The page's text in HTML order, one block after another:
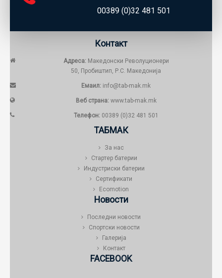
00389 (0)32 481 501
Контакт
Адреса:Македонски Револуционери
50, Пробиштип, Р.С. Македонија
Емаил: info@tab-mak.mk
Веб страна: www.tab-mak.mk
Телефон:00389 (0)32 481 501
ТАБМАК
За нас
Стартер батерии
Индустриски батерии
Сертификати
Ecomotion
Новости
Последни новости
Спортски новости
Галерија
Контакт
FACEBOOK